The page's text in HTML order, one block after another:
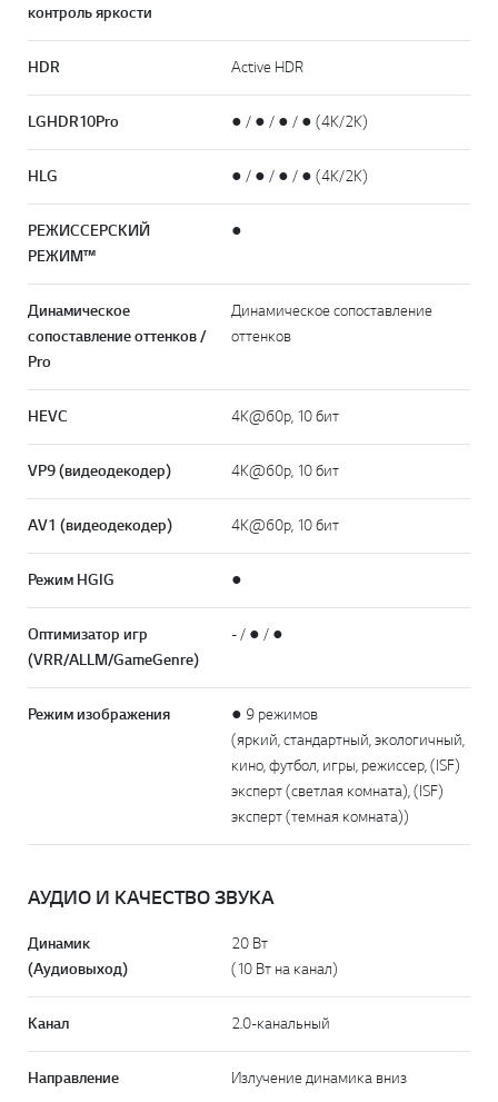
контроль яркости
HDR Active HDR
LG HDR10 Pro ● / ● / ● / ● (4K/2K)
HLG ● / ● / ● / ● (4K/2K)
РЕЖИССЕРСКИЙ
РЕЖИМ™
●
Динамическое
сопоставление оттенков /
Pro
Динамическое сопоставление
оттенков
HEVC 4K@60p, 10 бит
VP9 (видеодекодер) 4K@60p, 10 бит
AV1 (видеодекодер) 4K@60p, 10 бит
Режим HGIG ●
Оптимизатор игр
(VRR/ALLM/GameGenre)
- / ● / ●
Режим изображения
● 9 режимов
(яркий, стандартный, экологичный,
кино, футбол, игры, режиссер, (ISF)
эксперт (светлая комната), (ISF)
эксперт (темная комната))
АУДИО И КАЧЕСТВО ЗВУКА
Динамик
(Аудиовыход)
20 Вт
(10 Вт на канал)
Канал 2.0-канальный
Направление Излучение динамика вниз